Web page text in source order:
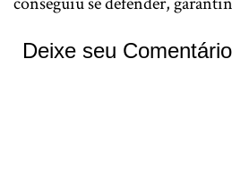
Deixe seu Comentário